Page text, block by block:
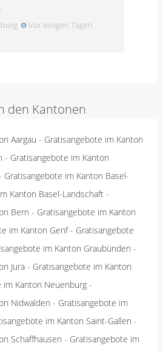
Vor einigen Tagen
den Kantonen
Aargau - Gratisangebote im Kanton
- Gratisangebote im Kanton
Gratisangebote im Kanton Basel-
Kanton Basel-Landschaft -
Bern - Gratisangebote im Kanton
im Kanton Genf- Gratisangebote
im Kanton Graubünden -
Jura - Gratisangebote im Kanton
im Kanton Neuenburg -
Nidwalden - Gratisangebote im
im Kanton Saint-Gallen -
Schaffhausen - Gratisangebote im